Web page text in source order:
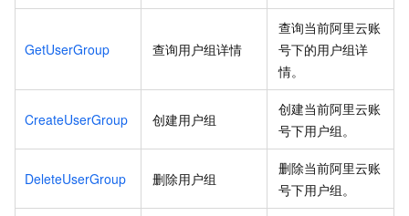
GetUserGroup 查询用户组详情
查询当前阿里云账
号下的用户组详
情。
CreateUserGroup 创建用户组
创建当前阿里云账
号下用户组。
DeleteUserGroup 删除用户组
删除当前阿里云账
号下用户组。